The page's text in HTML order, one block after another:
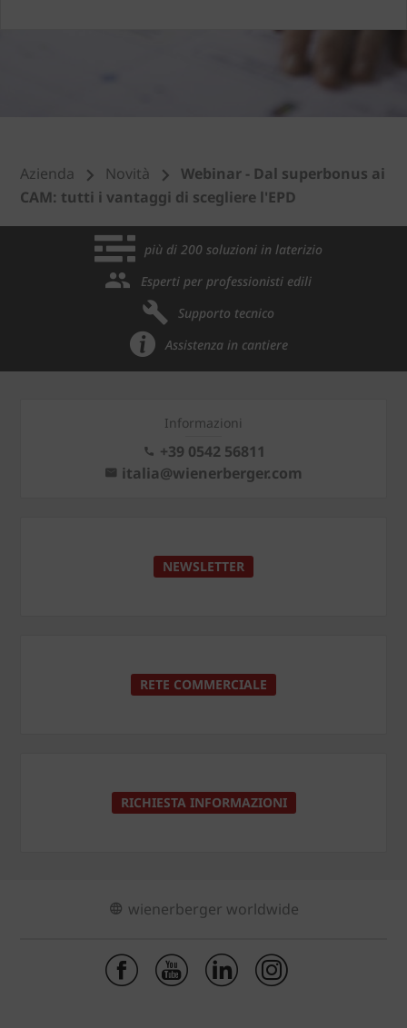
Azienda Novità
Webinar - Dal superbonus ai
CAM: tutti i vantaggi di scegliere l'EPD
più di 200 soluzioni in laterizio
Esperti per professionisti edili
Supporto tecnico
Assistenza in cantiere
Informazioni
+39 0542 56811
italia@wienerberger.com
NEWSLETTER
RETE COMMERCIALE
RICHIESTA INFORMAZIONI
wienerberger worldwide